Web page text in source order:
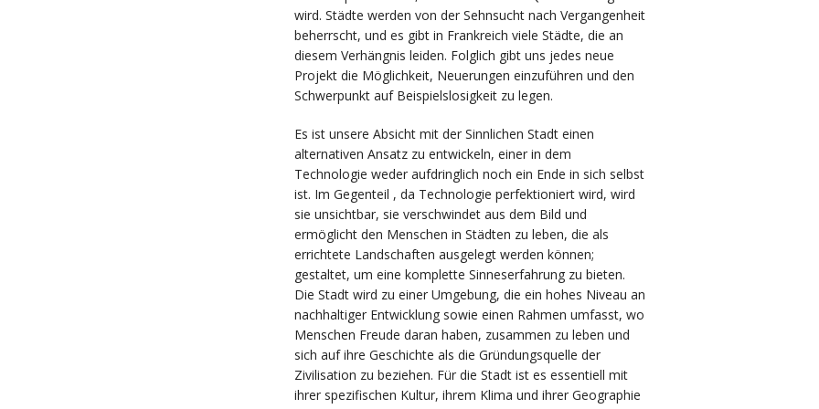
wird. Städte werden von der Sehnsucht nach Vergangenheit
beherrscht, und es gibt in Frankreich viele Städte, die an
diesem Verhängnis leiden. Folglich gibt uns jedes neue
Projekt die Möglichkeit, Neuerungen einzuführen und den
Schwerpunkt auf Beispielslosigkeit zu legen.
Es ist unsere Absicht mit der Sinnlichen Stadt einen
alternativen Ansatz zu entwickeln, einer in dem
Technologie weder aufdringlich noch ein Ende in sich selbst
ist. Im Gegenteil , da Technologie perfektioniert wird, wird
sie unsichtbar, sie verschwindet aus dem Bild und
ermöglicht den Menschen in Städten zu leben, die als
errichtete Landschaften ausgelegt werden können;
gestaltet, um eine komplette Sinneserfahrung zu bieten.
Die Stadt wird zu einer Umgebung, die ein hohes Niveau an
nachhaltiger Entwicklung sowie einen Rahmen umfasst, wo
Menschen Freude daran haben, zusammen zu leben und
sich auf ihre Geschichte als die Gründungsquelle der
Zivilisation zu beziehen. Für die Stadt ist es essentiell mit
ihrer spezifischen Kultur, ihrem Klima und ihrer Geographie